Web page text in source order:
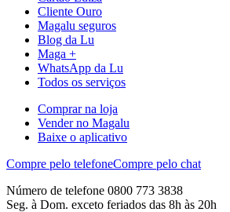
Cliente Ouro
Magalu seguros
Blog da Lu
Maga +
WhatsApp da Lu
Todos os serviços
Comprar na loja
Vender no Magalu
Baixe o aplicativo
Compre pelo telefoneCompre pelo chat
Número de telefone 0800 773 3838
Seg. à Dom. exceto feriados das 8h às 20h